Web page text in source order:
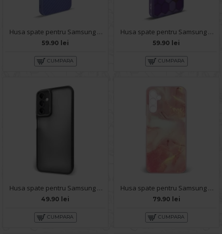
Husa spate pentru Samsung Galaxy A14- Lys case Mov deschis
59.90 lei
CUMPARA
Husa spate pentru Samsung Galaxy A14- Bozo case Mov
59.90 lei
CUMPARA
Husa spate pentru Samsung Galaxy A14- Catwalk Case Negru
49.90 lei
CUMPARA
Husa spate pentru Samsung Galaxy A14- Deli Case Roz
79.90 lei
CUMPARA